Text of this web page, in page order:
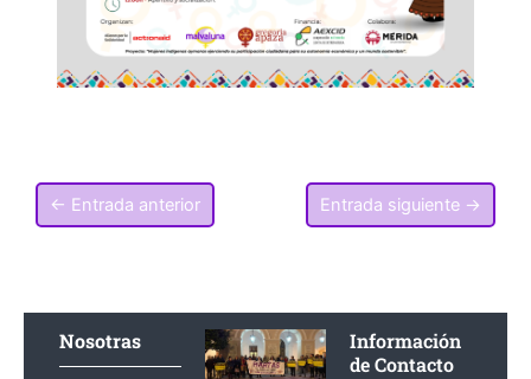
← Entrada anterior Entrada siguiente →
Nosotras
Información
de Contacto